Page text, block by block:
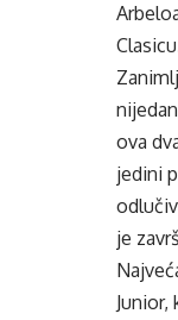
ova
jedini
je